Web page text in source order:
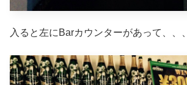
入ると左にBarカウンターがあって、、、